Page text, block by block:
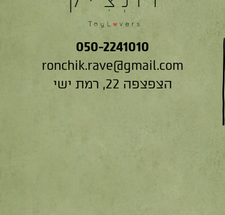
050-2241010
ronchik.rave@gmail.com
הצפצפה 22, רמת ישי